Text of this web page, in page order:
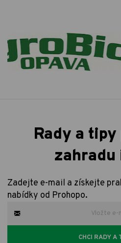
Rady a
zahradu
Zadejte e-mail a získejte
nabídky od Prohopo.
CHCI RADY A